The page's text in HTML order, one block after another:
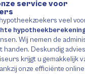
service voor
veel
Wij nemen de
handen. Deskundig
krijgt u gemakkelijk
onze efficiënte